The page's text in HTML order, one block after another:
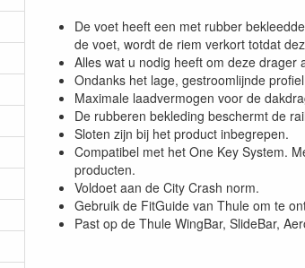
De voet heeft een met rubber
de voet, wordt de riem verkort totdat
Alles wat u nodig heeft om deze
Ondanks het lage, gestroomlijnde
Maximale laadvermogen voor de
De rubberen bekleding beschermt de
Sloten zijn bij het product inbegrepen.
Compatibel met het One Key System.
producten.
Voldoet aan de City Crash norm.
Gebruik de FitGuide van Thule om te
Past op de Thule WingBar, SlideBar,